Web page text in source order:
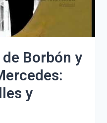
Borbón y
y